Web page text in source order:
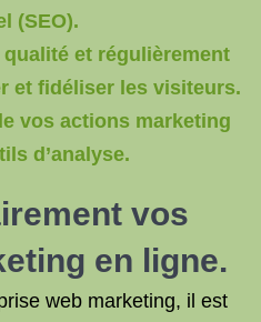
(SEO).
et régulièrement
et fidéliser les visiteurs.
vos actions marketing
d’analyse.
vos
en ligne.
web marketing, il est